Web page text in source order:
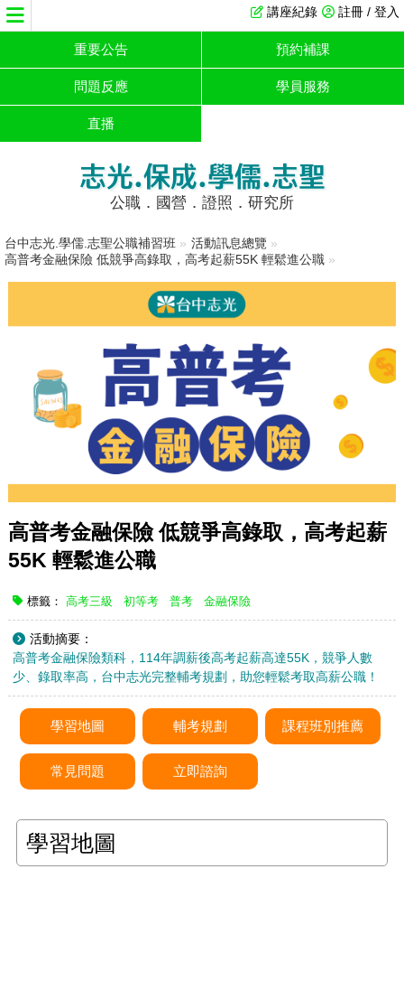
註冊 / 登入
講座紀錄
重要公告 預約補課
問題反應 學員服務
直播
志光.保成.學儒.志聖
公職．國營．證照．研究所
台中志光.學儒.志聖公職補習班 » 活動訊息總覽 »
高普考金融保險 低競爭高錄取，高考起薪55K 輕鬆進公職 »
高普考金融保險 低競爭高錄取，高考起薪
55K 輕鬆進公職
標籤： 高考三級 初等考 普考 金融保險
活動摘要：
高普考金融保險類科，114年調薪後高考起薪高達55K，競爭人數
少、錄取率高，台中志光完整輔考規劃，助您輕鬆考取高薪公職！
學習地圖 輔考規劃 課程班別推薦
常見問題 立即諮詢
學習地圖